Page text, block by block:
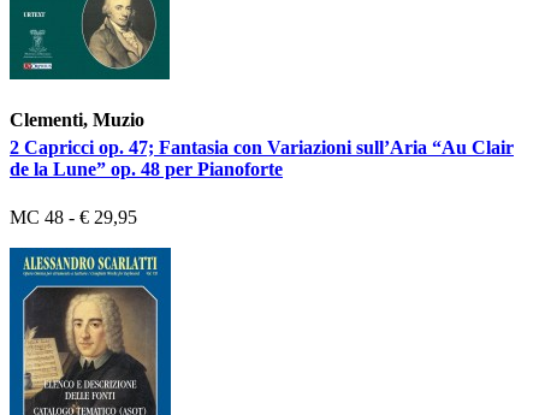
Clementi, Muzio
2 Capricci op. 47; Fantasia con Variazioni sull’Aria “Au Clair
de la Lune” op. 48 per Pianoforte
MC 48 - € 29,95